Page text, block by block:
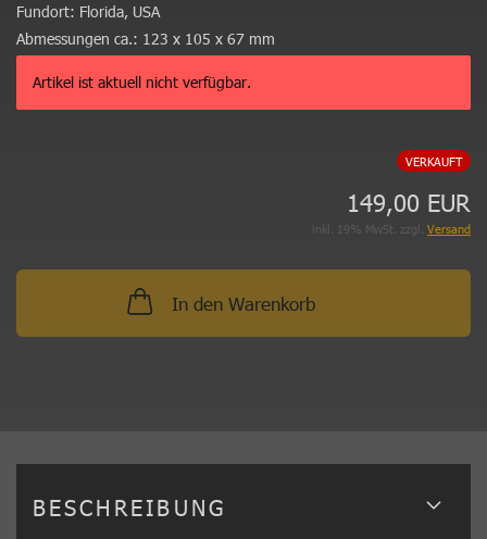
Fundort: Florida, USA
Abmessungen ca.: 123 x 105 x 67 mm
Artikel ist aktuell nicht verfügbar.
VERKAUFT
149,00 EUR
inkl. 19% MwSt. zzgl. Versand
In den Warenkorb
BESCHREIBUNG